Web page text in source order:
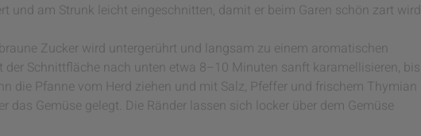
und am Strunk leicht eingeschnitten, damit er beim Garen schön zart wird.
Zucker wird untergerührt und langsam zu einem aromatischen
Schnittfläche nach unten etwa 8–10 Minuten sanft karamellisieren, bis
die Pfanne vom Herd ziehen und mit Salz, Pfeffer und frischem Thymian
Gemüse gelegt. Die Ränder lassen sich locker über dem Gemüse